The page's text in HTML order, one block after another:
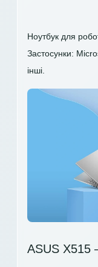
Ноутбук для
Застосунки:
інші.
ASUS X515